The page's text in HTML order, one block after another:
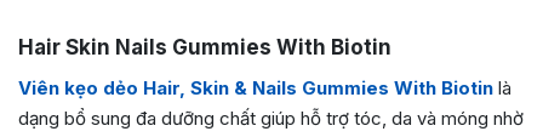
Hair Skin Nails Gummies With Biotin
Viên kẹo dẻo Hair, Skin & Nails Gummies With Biotin là
dạng bổ sung đa dưỡng chất giúp hỗ trợ tóc, da và móng nhờ